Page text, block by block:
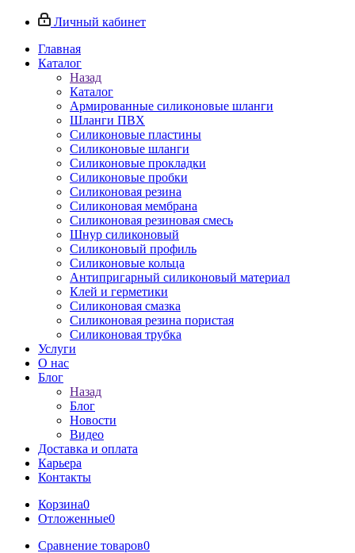
Личный кабинет
Главная
Каталог
Назад
Каталог
Армированные силиконовые шланги
Шланги ПВХ
Силиконовые пластины
Силиконовые шланги
Силиконовые прокладки
Силиконовые пробки
Силиконовая резина
Силиконовая мембрана
Силиконовая резиновая смесь
Шнур силиконовый
Силиконовый профиль
Силиконовые кольца
Антипригарный силиконовый материал
Клей и герметики
Силиконовая смазка
Силиконовая резина пористая
Силиконовая трубка
Услуги
О нас
Блог
Назад
Блог
Новости
Видео
Доставка и оплата
Карьера
Контакты
Корзина0
Отложенные0
Сравнение товаров0